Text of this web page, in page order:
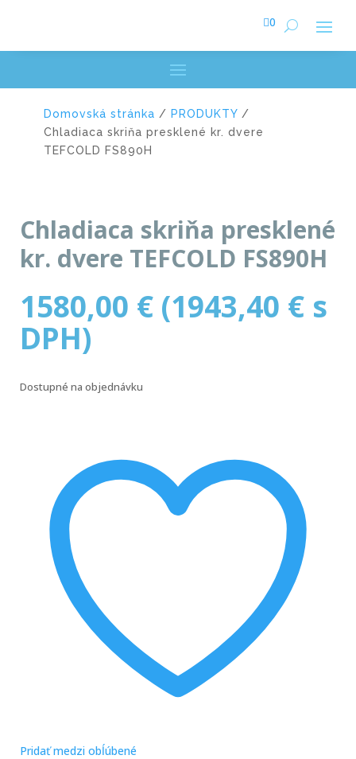
0
Domovská stránka / PRODUKTY /
Chladiaca skriňa presklené kr. dvere
TEFCOLD FS890H
Chladiaca skriňa presklené
kr. dvere TEFCOLD FS890H
1580,00 € (1943,40 € s
DPH)
Dostupné na objednávku
Pridať medzi obĺúbené